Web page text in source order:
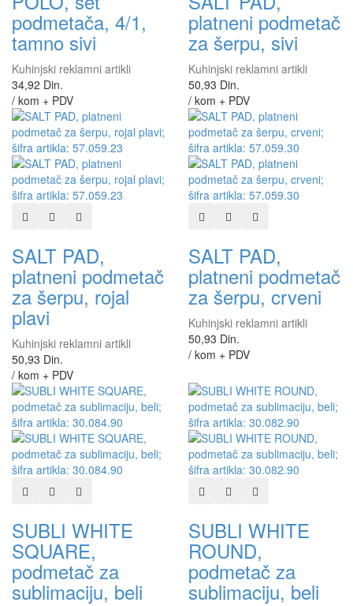
podmetača, 4/1,
tamno sivi
Kuhinjski reklamni artikli
34,92 Din.
/ kom + PDV
platneni podmetač
za šerpu, sivi
Kuhinjski reklamni artikli
50,93 Din.
/ kom + PDV
Dodaj u listu želja
Dodaj u listu za poređenje
SALT PAD,
platneni podmetač
za šerpu, rojal
plavi
Kuhinjski reklamni artikli
50,93 Din.
/ kom + PDV
Dodaj u listu želja
Dodaj u listu za
SALT PAD,
platneni podmetač
za šerpu, crveni
Kuhinjski reklamni artikli
50,93 Din.
/ kom + PDV
Dodaj u listu želja
Dodaj u listu za poređenje
SUBLI WHITE
SQUARE,
podmetač za
sublimaciju, beli
Dodaj u listu želja
Dodaj u listu za
SUBLI WHITE
ROUND,
podmetač za
sublimaciju, beli